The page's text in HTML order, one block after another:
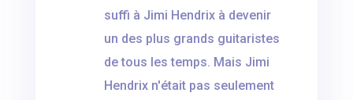
suffi à Jimi Hendrix à devenir
un des plus grands guitaristes
de tous les temps. Mais Jimi
Hendrix n'était pas seulement